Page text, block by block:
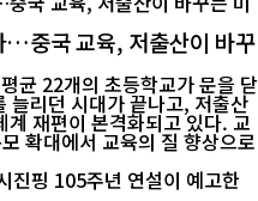
…중국 교육, 저출산이 바꾸
균 22개의 초등학교가 문을 닫
늘리던 시대가 끝나고, 저출산
재편이 본격화되고 있다. 교
확대에서 교육의 질 향상으로